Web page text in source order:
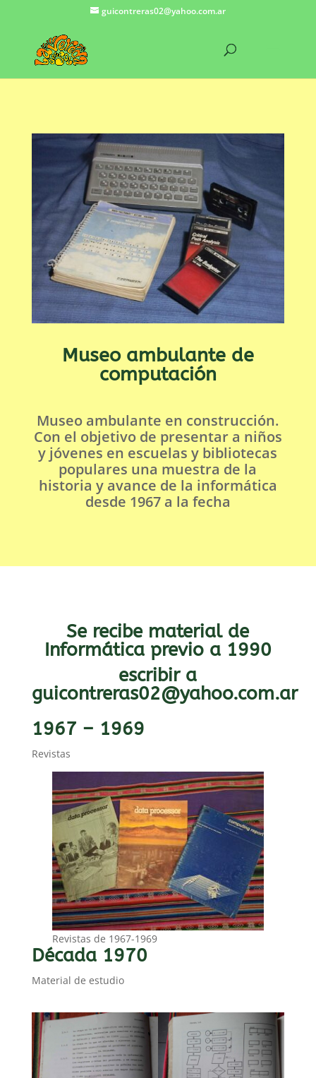
guicontreras02@yahoo.com.ar
Museo ambulante de
computación
Museo ambulante en construcción.
Con el objetivo de presentar a niños
y jóvenes en escuelas y bibliotecas
populares una muestra de la
historia y avance de la informática
desde 1967 a la fecha
Se recibe material de
Informática previo a 1990
escribir a
guicontreras02@yahoo.com.ar
1967 – 1969
Revistas
Revistas de 1967-1969
Década 1970
Material de estudio